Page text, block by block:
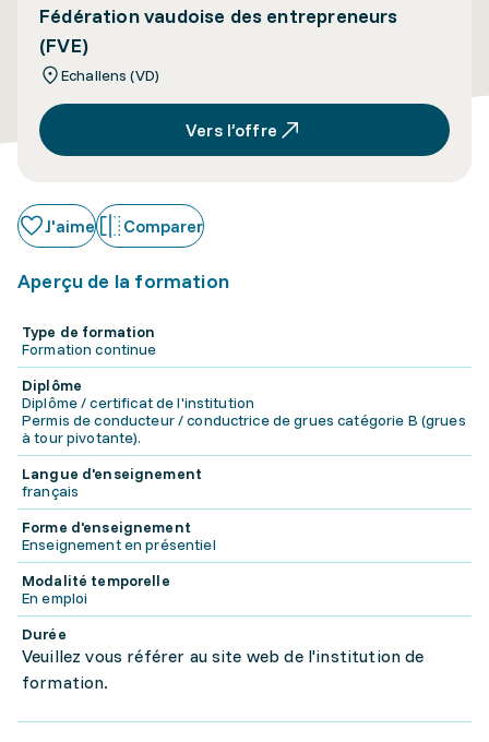
Fédération vaudoise des entrepreneurs
(FVE)
Echallens (VD)
Vers l’offre
J'aime Comparer
Aperçu de la formation
Type de formation
Formation continue
Diplôme
Diplôme / certificat de l'institution
Permis de conducteur / conductrice de grues catégorie B (grues
à tour pivotante).
Langue d'enseignement
français
Forme d'enseignement
Enseignement en présentiel
Modalité temporelle
En emploi
Durée
Veuillez vous référer au site web de l'institution de
formation.